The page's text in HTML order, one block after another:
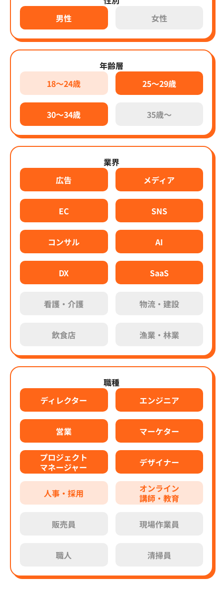
男性
女性
年齢層
18～24歳
25～29歳
30～34歳 35歳～
業界
広告
メディア
EC SNS
コンサル AI
DX SaaS
看護・介護 物流・建設
飲食店 漁業・林業
職種
ディレクター
エンジニア
営業 マーケター
プロジェクト
マネージャー
デザイナー
人事・採用
オンライン
講師・教育
販売員 現場作業員
職人 清掃員